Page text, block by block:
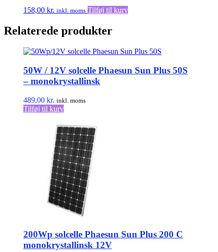
158,00 kr. inkl. moms Tilføj til kurv
Relaterede produkter
50W / 12V solcelle Phaesun Sun Plus 50S
– monokrystallinsk
489,00 kr. inkl. moms
Tilføj til kurv
200Wp solcelle Phaesun Sun Plus 200 C
monokrystallinsk 12V